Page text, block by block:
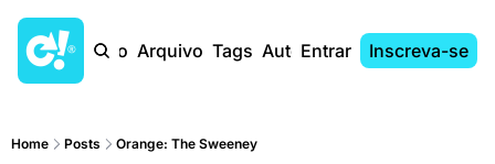
Início Arquivo Tags AutoresEntrar Inscreva-se
Home Posts Orange: The Sweeney